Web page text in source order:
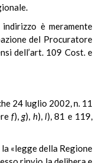
è meramente
del Procuratore
dell’art. 109 Cost. e
24 luglio 2002, n. 11
f),g), h),l), 81 e 119,
«legge della Regione